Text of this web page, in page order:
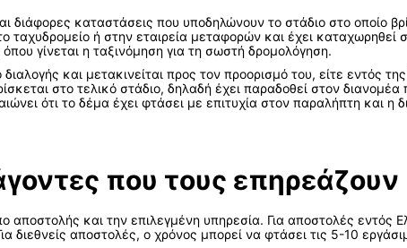
καταστάσεις που υποδηλώνουν το στάδιο στο οποίο
ή στην εταιρεία μεταφορών και έχει καταχωρηθεί
γίνεται η ταξινόμηση για τη σωστή δρομολόγηση.
και μετακινείται προς τον προορισμό του, είτε εντός της
στο τελικό στάδιο, δηλαδή έχει παραδοθεί στον διανομέα
ότι το δέμα έχει φτάσει με επιτυχία στον παραλήπτη και η
που τους επηρεάζουν
και την επιλεγμένη υπηρεσία. Για αποστολές εντός
αποστολές, ο χρόνος μπορεί να φτάσει τις 5-10